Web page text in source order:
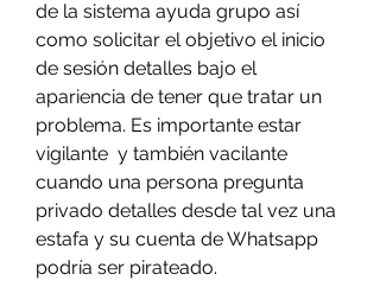
de la sistema ayuda grupo así
como solicitar el objetivo el inicio
de sesión detalles bajo el
apariencia de tener que tratar un
problema. Es importante estar
vigilante  y también vacilante
cuando una persona pregunta
privado detalles desde tal vez una
estafa y su cuenta de Whatsapp
podría ser pirateado.